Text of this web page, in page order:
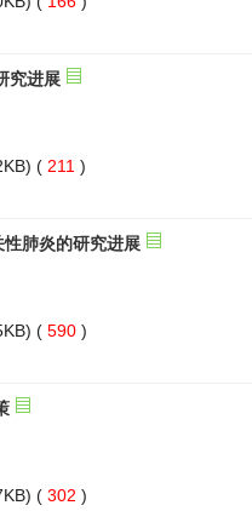
211 )
590 )
302 )